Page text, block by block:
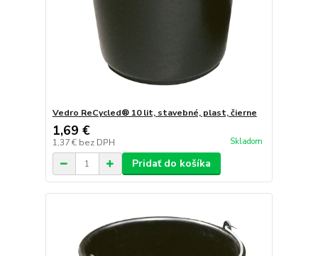
Vedro ReCycled® 10 lit, stavebné, plast, čierne
1,69 €
1,37 € bez DPH Skladom
Pridať do košíka